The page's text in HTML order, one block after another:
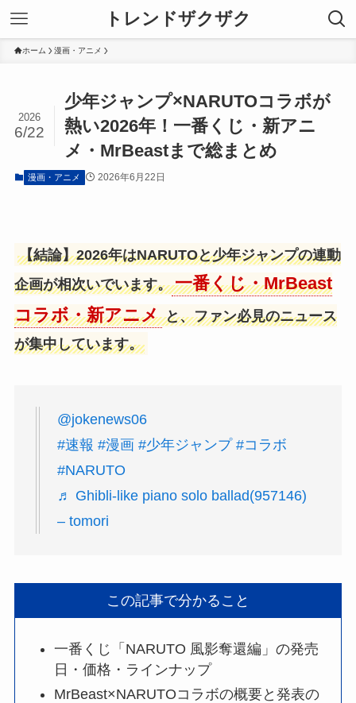
トレンドザクザク
ホーム 漫画・アニメ
少年ジャンプ×NARUTOコラボが
熱い2026年！一番くじ・新アニ
メ・MrBeastまで総まとめ
2026
6/22
漫画・アニメ 2026年6月22日
【結論】2026年はNARUTOと少年ジャンプの連動
企画が相次いでいます。 一番くじ・MrBeast
コラボ・新アニメ と、ファン必見のニュース
が集中しています。
@jokenews06
#速報 #漫画 #少年ジャンプ #コラボ
#NARUTO
♬ Ghibli-like piano solo ballad(957146)
– tomori
この記事で分かること
一番くじ「NARUTO 風影奪還編」の発売
日・価格・ラインナップ
MrBeast×NARUTOコラボの概要と発表の